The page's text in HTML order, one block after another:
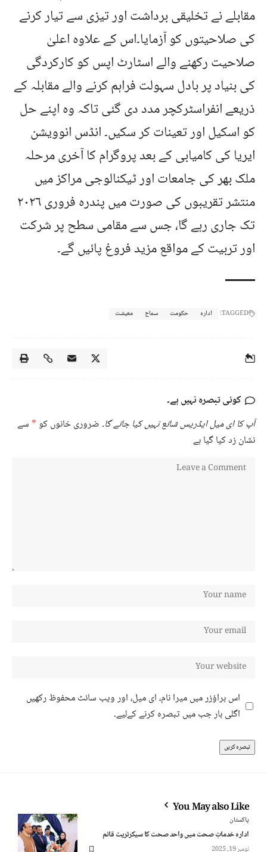
مقابلے نے تخلیقی برداشت اور تیزی سے تیار کرنے
کی صلاحیتوں کو آزمایا۔اس کے علاوہ اعلیٰ
صلاحیت رکھنے والے اسٹارٹ اپس کو کارکردگی
کی بنیاد پر بادل سہولت فراہم کرنے والے مقابلہ کے
ذریعے انفراسٹرکچر مدد دی گئی تاکہ وہ اپنے حل
کو اسکیل اور تعینات کر سکیں۔ انڈس انوویشن
ایریا کی کامیابی کے بعد پروگرام کا آخری مرحلہ
ملک بھر کی جامعات اور ٹیکنالوجی مراکز میں
منتشر تقریبوں کی صورت میں پندرہ فروری ۲۰۲۶
تک جاری رہے گا، جس سے مقامی سطح پر شرکت
اور تربیت کے مواقع مزید فروغ پائیں گے۔
TAGGED: ادارہ حکومت سماج معیشت
کوئی تبصرہ نہیں ہے۔
آپ کا ای میل ایڈریس شائع نہیں کیا جائے گا۔ضروری خانوں کو* سے
نشان زد کیا گیا ہے
اس براؤزر میں میرا نام، ای میل، اور ویب سائٹ محفوظ رکھیں
اگلی بار جب میں تبصرہ کرنے کےلیے۔
You May also Like
پاکستان
ادارہ خدماتِ صحت میں واحد صحت کا سیکرٹریٹ قائم
نومبر 19, 2025